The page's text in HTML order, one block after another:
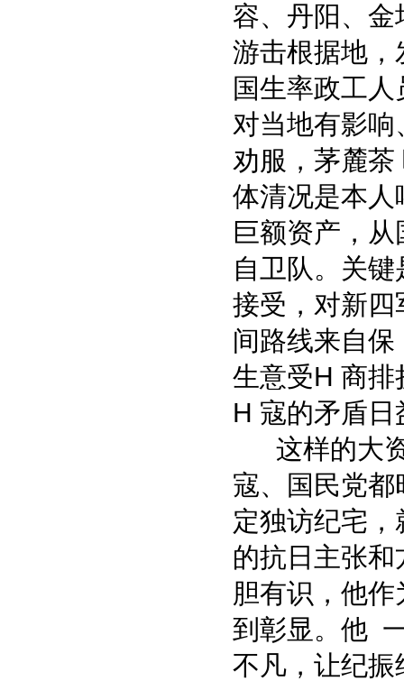
容、丹阳、
游击根据地
国生率政工
对当地有影
劝服，茅麓
体清况是本人
巨额资产，
自卫队。关
接受，对新
间路线来自
生意受H 商
H 寇的矛盾日
这样的大资
寇、国民党
定独访纪宅
的抗日主张
胆有识，他
到彰显。他
不凡，让纪